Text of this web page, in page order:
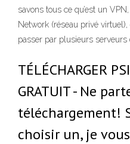
savons tous ce qu’est un
Network (réseau privé
passer par plusieurs serveurs
TÉLÉCHARGER
GRATUIT - Ne
téléchargement!
choisir un, je